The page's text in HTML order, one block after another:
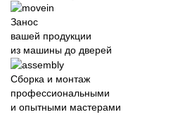
Занос
вашей продукции
из машины до дверей
Сборка и монтаж
профессиональными
и опытными мастерами